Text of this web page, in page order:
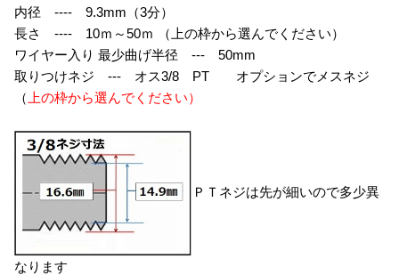
内径 ---- 9.3mm（3分）
長さ ---- 10ｍ～50ｍ （上の枠から選んでください）
ワイヤー入り 最少曲げ半径 --- 50mm
取りつけネジ --- オス3/8 PT オプションでメスネジ
（ 上の枠から選んでください）
ＰＴネジは先が細いので多少異
なります